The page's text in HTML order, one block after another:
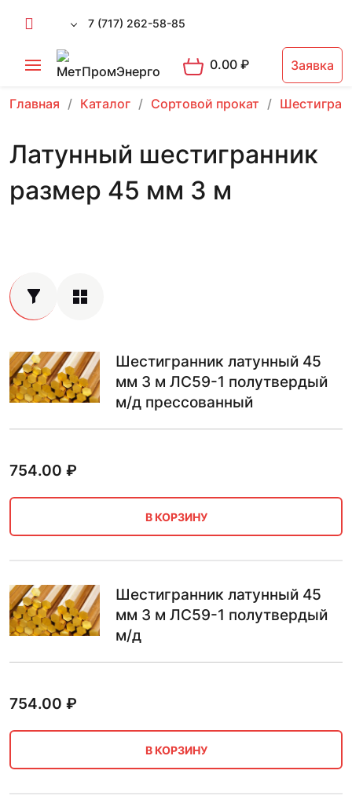
7 (717) 262-58-85
0.00₽ Заявка
Главная Каталог Сортовой прокат
Латунный шестигранник
размер 45 мм 3 м
Шестигранник латунный 45
мм 3 м ЛС59-1 полутвердый
м/д прессованный
754.00 ₽
В КОРЗИНУ
Шестигранник латунный 45
мм 3 м ЛС59-1 полутвердый
м/д
754.00 ₽
В КОРЗИНУ